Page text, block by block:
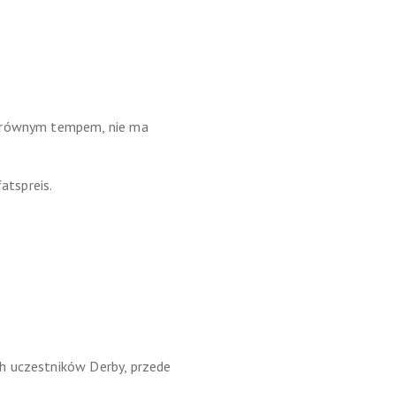
tempem, nie ma
uczestników Derby, przede